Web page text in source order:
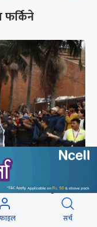
काठमाडौं
सर्च